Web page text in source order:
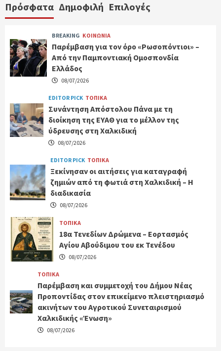
Πρόσφατα Δημοφιλή Επιλογές
BREAKING ΚΟΙΝΩΝΙΑ
Παρέμβαση για τον όρο «Ρωσοπόντιοι» –
Από την Παμποντιακή Ομοσπονδία
Ελλάδος
08/07/2026
EDITOR PICK ΤΟΠΙΚΑ
Συνάντηση Απόστολου Πάνα με τη
διοίκηση της ΕΥΑΘ για το μέλλον της
ύδρευσης στη Χαλκιδική
08/07/2026
EDITOR PICK ΤΟΠΙΚΑ
Ξεκίνησαν οι αιτήσεις για καταγραφή
ζημιών από τη φωτιά στη Χαλκιδική – Η
διαδικασία
08/07/2026
ΤΟΠΙΚΑ
18α Τενεδίων Δρώμενα – Εορτασμός
Αγίου Αβούδιμου του εκ Τενέδου
08/07/2026
ΤΟΠΙΚΑ
Παρέμβαση και συμμετοχή του Δήμου Νέας
Προποντίδας στον επικείμενο πλειστηριασμό
ακινήτων του Αγροτικού Συνεταιρισμού
Χαλκιδικής «Ένωση»
08/07/2026